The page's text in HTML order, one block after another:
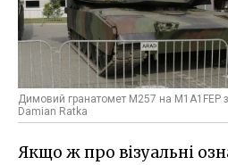
Димовий гранатомет M257 на M1A1FEP
Damian Ratka
Якщо ж про візуальні